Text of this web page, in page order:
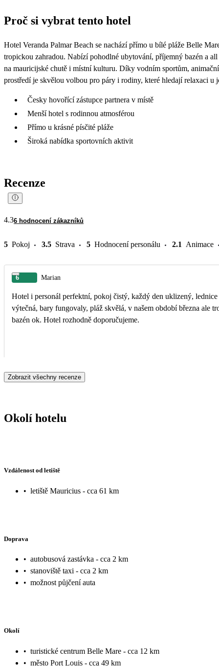
62 879 52 819
51 239
Proč si vybrat tento hotel
Hotel Veranda Palmar Beach se nachází přímo u bílé pláže Belle
tropickou zahradou. Nabízí pohodlné ubytování, příjemný bazén a
na mauricijské chutě i místní kulturu. Díky vodním sportům,
prostředí je skvělou volbou pro páry i rodiny, které hledají relaxaci u
Česky hovořící zástupce partnera v místě
Menší hotel s rodinnou atmosférou
Přímo u krásné písčité pláže
Široká nabídka sportovních aktivit
Recenze
4.36 hodnocení zákazníků
5 Pokoj 3.5 Strava 5 Hodnocení personálu 2.1 Animace
6 Marian
Hotel i personál perfektní, pokoj čistý, každý den uklizený, lednice
výtečná, bary fungovaly, pláž skvělá, v našem období března ale
bazén ok. Hotel rozhodně doporučujeme.
Zobrazit všechny recenze
Okolí hotelu
Vzdálenost od letiště
• letiště Mauricius - cca 61 km
Doprava
• autobusová zastávka - cca 2 km
• stanoviště taxi - cca 2 km
• možnost půjčení auta
Okolí
• turistické centrum Belle Mare - cca 12 km
• město Port Louis - cca 49 km